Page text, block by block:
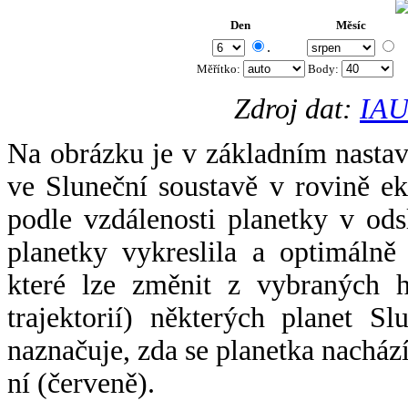
Den Měsíc
.
Měřítko: Body:
Zdroj dat:
Na obrázku je v základním
ve Sluneční soustavě v rovině
podle vzdálenosti planetky v
planetky vykreslila a
které lze změnit z vybraných
trajektorií) některých planet
naznačuje, zda se planetka
ní (červeně).